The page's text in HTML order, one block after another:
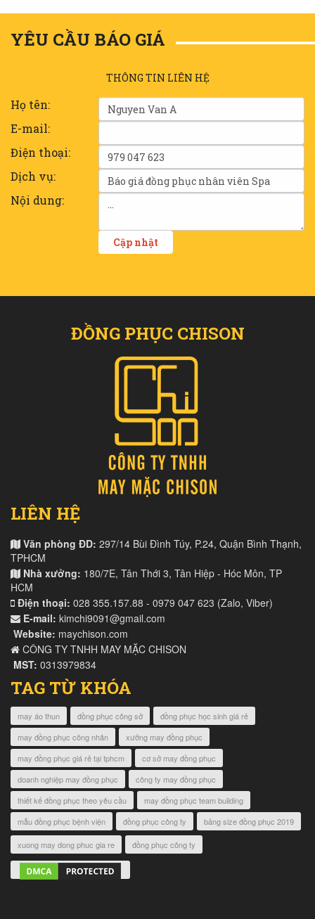
YÊU CẦU BÁO GIÁ
THÔNG TIN LIÊN HỆ
Họ tên:
E-mail:
Điện thoại:
Dịch vụ:
Nội dung:
ĐỒNG PHỤC CHISON
LIÊN HỆ
Văn phòng ĐD: 297/14 Bùi Đình Túy, P.24, Quận Bình Thạnh,
TPHCM
Nhà xưởng: 180/7E, Tân Thới 3, Tân Hiệp - Hóc Môn, TP
HCM
Điện thoại: 028 355.157.88 - 0979 047 623 (Zalo, Viber)
E-mail: kimchi9091@gmail.com
Website: maychison.com
CÔNG TY TNHH MAY MẶC CHISON
MST: 0313979834
TAG TỪ KHÓA
may áo thun đồng phục công sở
đồng phục học sinh giá rẻ
may đồng phục công nhân
xưởng may đồng phục
may đồng phục giá rẻ tại tphcm
cơ sở may đồng phục
doanh nghiệp may đồng phục
công ty may đồng phục
thiết kế đồng phục theo yêu cầu
may đồng phục team building
mẫu đồng phục bệnh viện
đồng phục công ty bảng size đồng phục 2019
xuong may dong phuc gia re đồng phục công ty